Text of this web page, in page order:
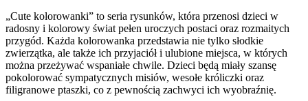
„Cute kolorowanki” to seria rysunków, która przenosi dzieci w
radosny i kolorowy świat pełen uroczych postaci oraz rozmaitych
przygód. Każda kolorowanka przedstawia nie tylko słodkie
zwierzątka, ale także ich przyjaciół i ulubione miejsca, w których
można przeżywać wspaniałe chwile. Dzieci będą miały szansę
pokolorować sympatycznych misiów, wesołe króliczki oraz
filigranowe ptaszki, co z pewnością zachwyci ich wyobraźnię.